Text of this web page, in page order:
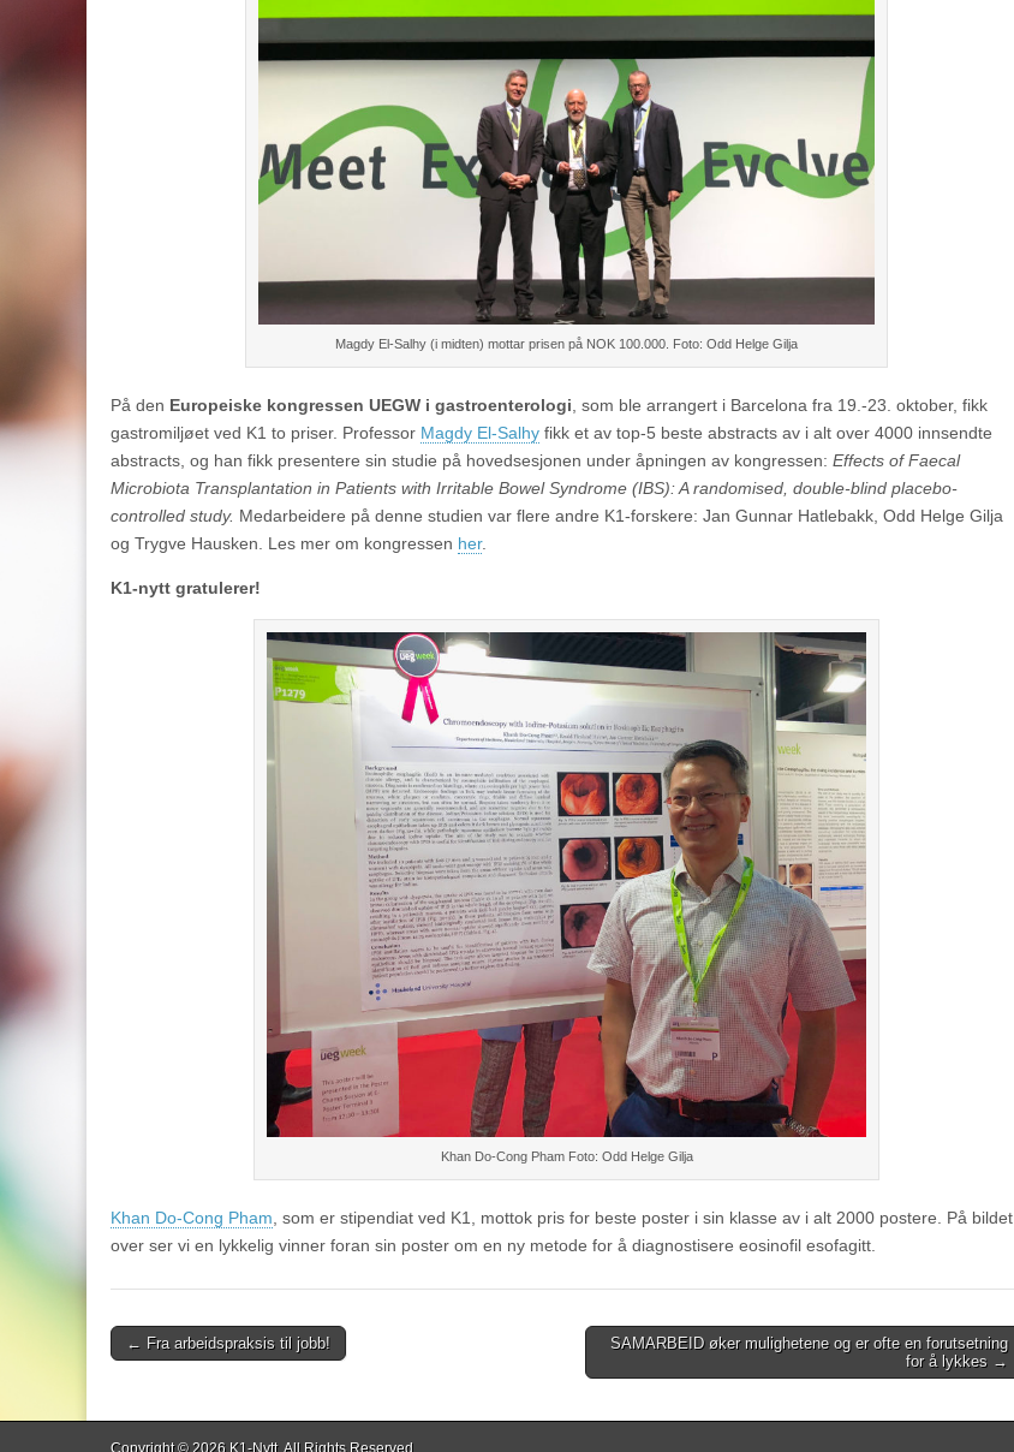
Magdy El-Salhy (i midten) mottar prisen på NOK 100.000. Foto: Odd Helge Gilja
På den Europeiske kongressen UEGW i gastroenterologi , som ble arrangert i Barcelona fra 19.-23. oktober, fikk
gastromiljøet ved K1 to priser. Professor Magdy El-Salhy fikk et av top-5 beste abstracts av i alt over 4000 innsendte
abstracts, og han fikk presentere sin studie på hovedsesjonen under åpningen av kongressen: Effects of Faecal
Microbiota Transplantation in Patients with Irritable Bowel Syndrome (IBS): A randomised, double-blind placebo-
controlled study. Medarbeidere på denne studien var flere andre K1-forskere: Jan Gunnar Hatlebakk, Odd Helge Gilja
og Trygve Hausken. Les mer om kongressen her.
K1-nytt gratulerer!
Khan Do-Cong Pham Foto: Odd Helge Gilja
Khan Do-Cong Pham , som er stipendiat ved K1, mottok pris for beste poster i sin klasse av i alt 2000 postere. På bildet
over ser vi en lykkelig vinner foran sin poster om en ny metode for å diagnostisere eosinofil esofagitt.
Post
← Fra arbeidspraksis til jobb!
SAMARBEID øker mulighetene og er ofte en forutsetning
for å lykkes →
Copyright © 2026 K1-Nytt. All Rights Reserved.